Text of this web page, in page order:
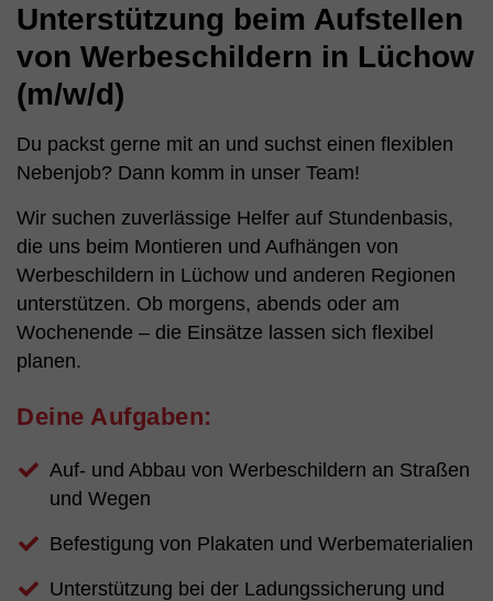
Unterstützung beim Aufstellen
von Werbeschildern in Lüchow
(m/w/d)
Du packst gerne mit an und suchst einen flexiblen
Nebenjob? Dann komm in unser Team!
Wir suchen zuverlässige Helfer auf Stundenbasis,
die uns beim Montieren und Aufhängen von
Werbeschildern in Lüchow und anderen Regionen
unterstützen. Ob morgens, abends oder am
Wochenende – die Einsätze lassen sich flexibel
planen.
Deine Aufgaben:
Auf- und Abbau von Werbeschildern an Straßen
und Wegen
Befestigung von Plakaten und Werbematerialien
Unterstützung bei der Ladungssicherung und